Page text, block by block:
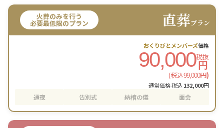
火葬のみを行う
必要最低限のプラン 直葬プラン
おくりびとメンバーズ価格
90,000税抜
円
(税込99,000円)
通常価格 税込132,000円
通夜 告別式 納棺の儀 面会